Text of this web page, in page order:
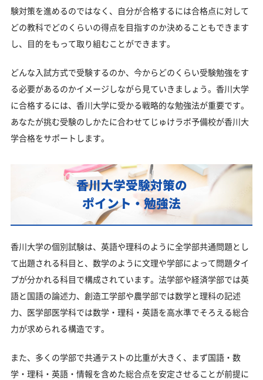
大学受験対策いつから始める？学年・時期別の勉強
のポイント
不登校・高卒認定者・通信制高校の香川大学受験も
浪人生、社会人の方の香川大学合格に向けた受験対
策も実施
香川大学受験生からのよくある質問
験対策を進めるのではなく、自分が合格するには合格点に対して
どの教科でどのくらいの得点を目指すのか決めることもできます
し、目的をもって取り組むことができます。
どんな入試方式で受験するのか、今からどのくらい受験勉強をす
る必要があるのかイメージしながら見ていきましょう。香川大学
に合格するには、香川大学に受かる戦略的な勉強法が重要です。
あなたが挑む受験のしかたに合わせてじゅけラボ予備校が香川大
学合格をサポートします。
香川大学受験対策の
ポイント・勉強法
香川大学の個別試験は、英語や理科のように全学部共通問題とし
て出題される科目と、数学のように文理や学部によって問題タイ
プが分かれる科目で構成されています。法学部や経済学部では英
語と国語の論述力、創造工学部や農学部では数学と理科の記述
力、医学部医学科では数学・理科・英語を高水準でそろえる総合
力が求められる構造です。
また、多くの学部で共通テストの比重が大きく、まず国語・数
学・理科・英語・情報を含めた総合点を安定させることが前提に